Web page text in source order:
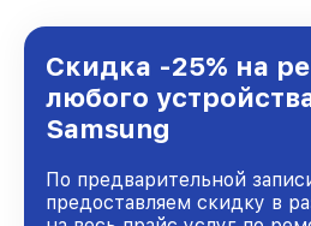
городе Казани, постоянно
доверия и лояльности
Скидка -25% на
любого
Samsung
По предварительной
предоставляем скидку в